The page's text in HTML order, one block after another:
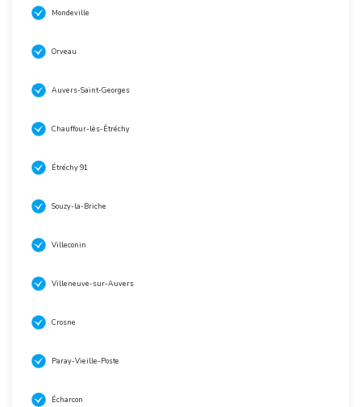
Mondeville
Orveau
Auvers-Saint-Georges
Chauffour-lès-Étréchy
Étréchy 91
Souzy-la-Briche
Villeconin
Villeneuve-sur-Auvers
Crosne
Paray-Vieille-Poste
Écharcon